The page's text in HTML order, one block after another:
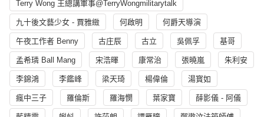
Terry Wong 王總講軍事@TerryWongmilitarytalk
九十後文藝少女 - 賈雅緻 何啟明 何爵天導演
午夜工作者 Benny 古庄辰 古立 吳佩孚 基哥
孟希璘 Ball Mang 宋浩暉 康常治 張曉嵐 朱利安
李錦鴻 李鑑峰 梁天琦 楊偉倫 湯寳如
瘋中三子 羅倫斯 羅海憫 葉家寶 薛影儀 - 阿儀